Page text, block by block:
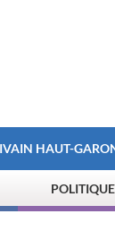
HAUT-
POLITIQUE